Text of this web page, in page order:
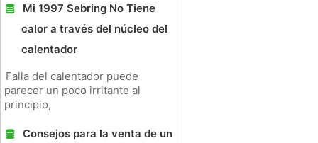
Mi 1997 Sebring No Tiene
calor a través del núcleo del
calentador
Falla del calentador puede
parecer un poco irritante al
principio,
Consejos para la venta de un